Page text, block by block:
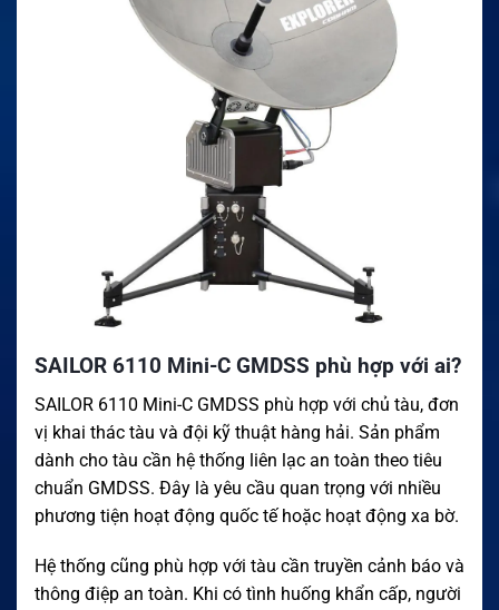
SAILOR 6110 Mini-C GMDSS phù hợp với ai?
SAILOR 6110 Mini-C GMDSS phù hợp với chủ tàu, đơn
vị khai thác tàu và đội kỹ thuật hàng hải. Sản phẩm
dành cho tàu cần hệ thống liên lạc an toàn theo tiêu
chuẩn GMDSS. Đây là yêu cầu quan trọng với nhiều
phương tiện hoạt động quốc tế hoặc hoạt động xa bờ.
Hệ thống cũng phù hợp với tàu cần truyền cảnh báo và
thông điệp an toàn. Khi có tình huống khẩn cấp, người